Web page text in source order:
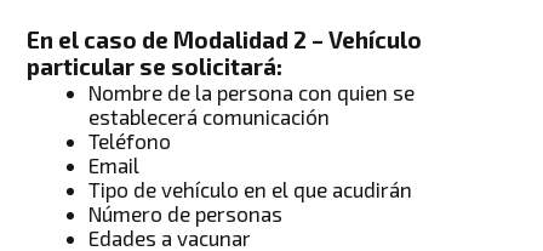
En el caso de Modalidad 2 – Vehículo
particular se solicitará:
Nombre de la persona con quien se
establecerá comunicación
Teléfono
Email
Tipo de vehículo en el que acudirán
Número de personas
Edades a vacunar